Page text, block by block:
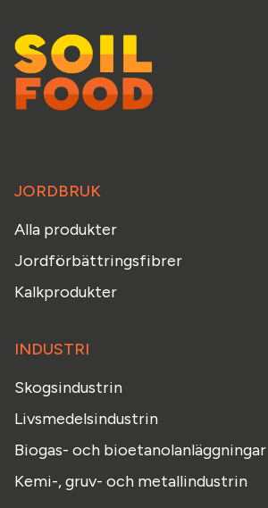
JORDBRUK
Alla produkter
Jordförbättringsfibrer
Kalkprodukter
INDUSTRI
Skogsindustrin
Livsmedelsindustrin
Biogas- och bioetanolanläggningar
Kemi-, gruv- och metallindustrin